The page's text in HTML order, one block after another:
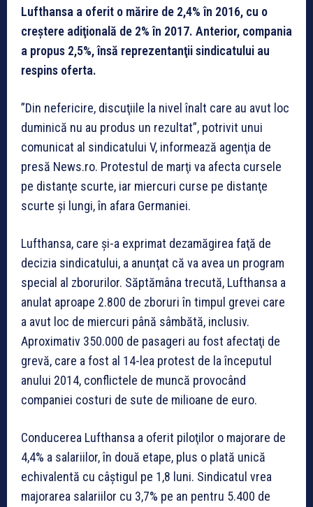
Lufthansa a oferit o mărire de 2,4% în 2016, cu o
creştere adiţională de 2% în 2017. Anterior, compania
a propus 2,5%, însă reprezentanţii sindicatului au
respins oferta.
”Din nefericire, discuţiile la nivel înalt care au avut loc
duminică nu au produs un rezultat”, potrivit unui
comunicat al sindicatului V, informează agenţia de
presă News.ro. Protestul de marţi va afecta cursele
pe distanţe scurte, iar miercuri curse pe distanţe
scurte şi lungi, în afara Germaniei.
Lufthansa, care şi-a exprimat dezamăgirea faţă de
decizia sindicatului, a anunţat că va avea un program
special al zborurilor. Săptămâna trecută, Lufthansa a
anulat aproape 2.800 de zboruri în timpul grevei care
a avut loc de miercuri până sâmbătă, inclusiv.
Aproximativ 350.000 de pasageri au fost afectaţi de
grevă, care a fost al 14-lea protest de la începutul
anului 2014, conflictele de muncă provocând
companiei costuri de sute de milioane de euro.
Conducerea Lufthansa a oferit piloţilor o majorare de
4,4% a salariilor, în două etape, plus o plată unică
echivalentă cu câştigul pe 1,8 luni. Sindicatul vrea
majorarea salariilor cu 3,7% pe an pentru 5.400 de